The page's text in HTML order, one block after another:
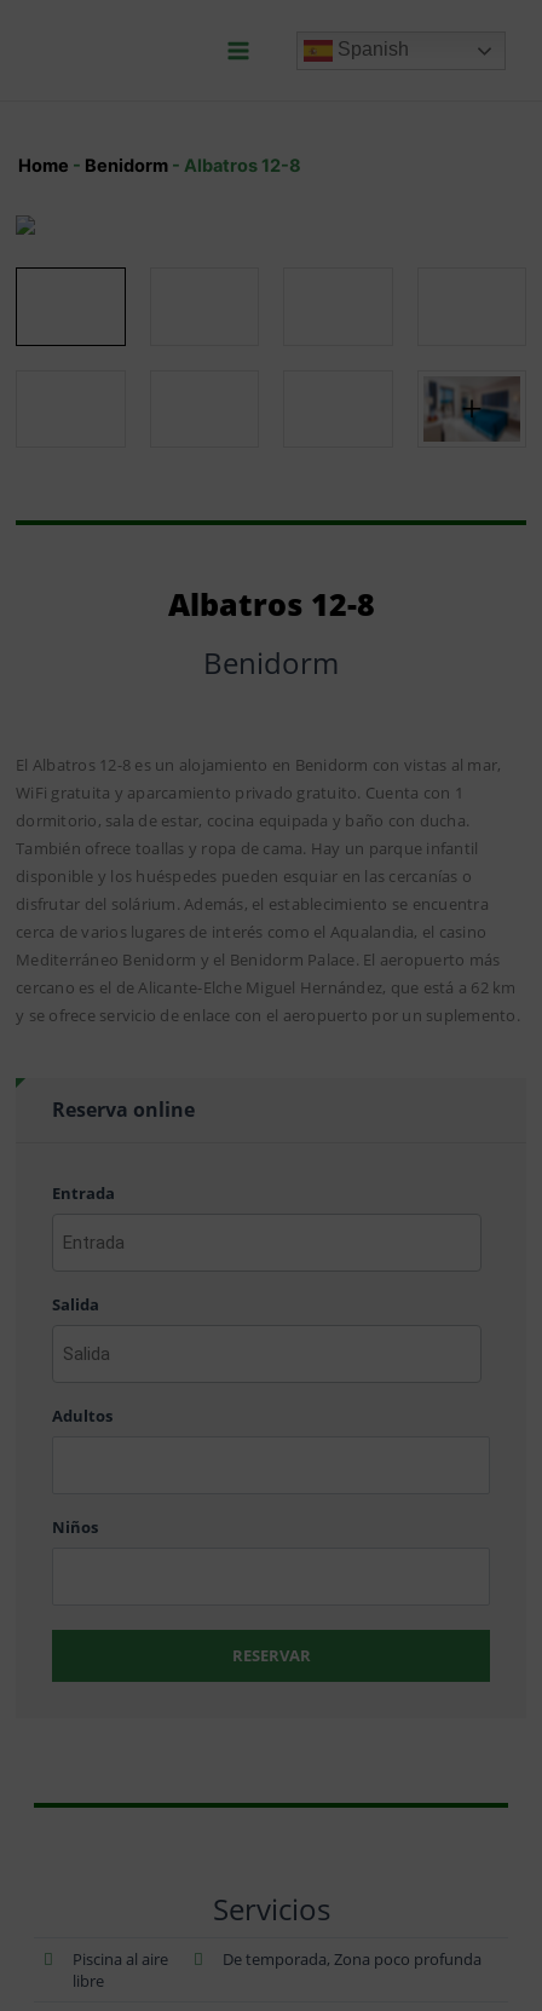
Spanish
Home - Benidorm- Albatros 12-8
Albatros 12-8
Benidorm
El Albatros 12-8 es un alojamiento en Benidorm con vistas al mar,
WiFi gratuita y aparcamiento privado gratuito. Cuenta con 1
dormitorio, sala de estar, cocina equipada y baño con ducha.
También ofrece toallas y ropa de cama. Hay un parque infantil
disponible y los huéspedes pueden esquiar en las cercanías o
disfrutar del solárium. Además, el establecimiento se encuentra
cerca de varios lugares de interés como el Aqualandia, el casino
Mediterráneo Benidorm y el Benidorm Palace. El aeropuerto más
cercano es el de Alicante-Elche Miguel Hernández, que está a 62 km
y se ofrece servicio de enlace con el aeropuerto por un suplemento.
Reserva online
Entrada
AAAA
MM
DD
Salida
AAAA
MM
Adultos
Niños
RESERVAR
Servicios
Piscina al aire
libre
De temporada, Zona poco profunda